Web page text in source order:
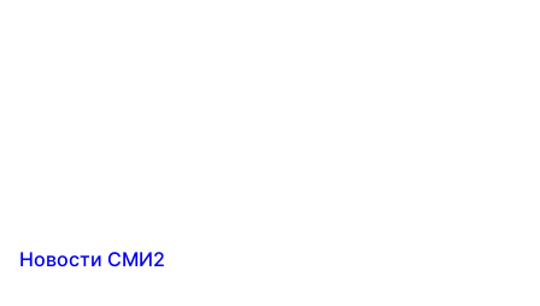
Новости СМИ2